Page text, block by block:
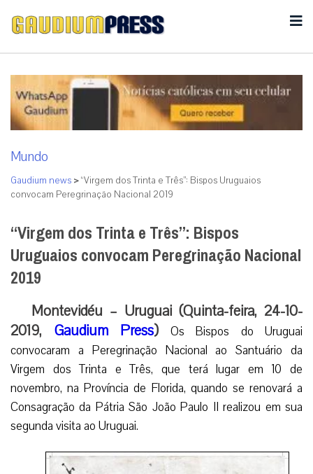
Mundo
Gaudium news >“Virgem dos Trinta e Três”: Bispos Uruguaios
convocam Peregrinação Nacional 2019
“Virgem dos Trinta e Três”: Bispos
Uruguaios convocam Peregrinação Nacional
2019
Montevidéu – Uruguai (Quinta-feira, 24-10-
2019, Gaudium Press) Os Bispos do Uruguai
convocaram a Peregrinação Nacional ao Santuário da
Virgem dos Trinta e Três, que terá lugar em 10 de
novembro, na Província de Florida, quando se renovará a
Consagração da Pátria São João Paulo II realizou em sua
segunda visita ao Uruguai.